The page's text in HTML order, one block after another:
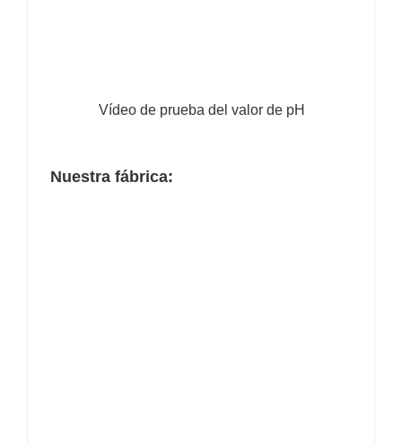
Vídeo de prueba del valor de pH
Nuestra fábrica: